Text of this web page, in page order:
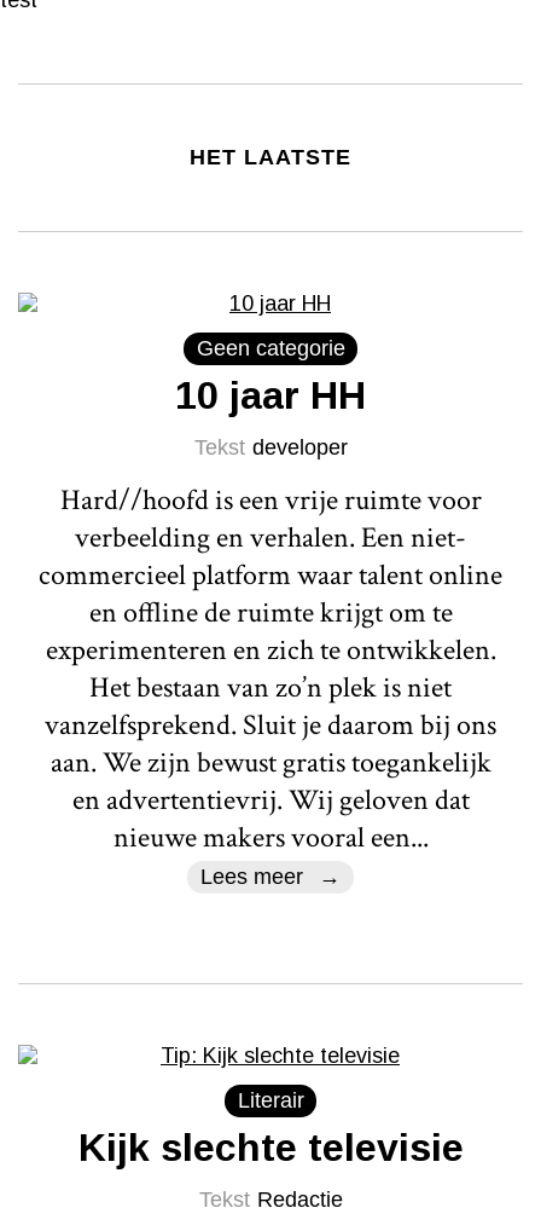
HET LAATSTE
Geen categorie
10 jaar HH
Tekst developer
Hard//hoofd is een vrije ruimte voor
verbeelding en verhalen. Een niet-
commercieel platform waar talent online
en offline de ruimte krijgt om te
experimenteren en zich te ontwikkelen.
Het bestaan van zo’n plek is niet
vanzelfsprekend. Sluit je daarom bij ons
aan. We zijn bewust gratis toegankelijk
en advertentievrij. Wij geloven dat
nieuwe makers vooral een...
Lees meer
Literair
Kijk slechte televisie
Tekst Redactie